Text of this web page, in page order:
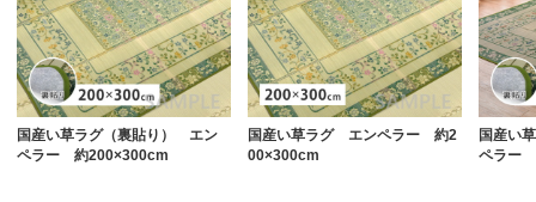
国産い草ラグ（裏貼り） エン
ペラー 約200×300cm
国産い草ラグ エンペラー 約2
00×300cm
国産い
ペラー